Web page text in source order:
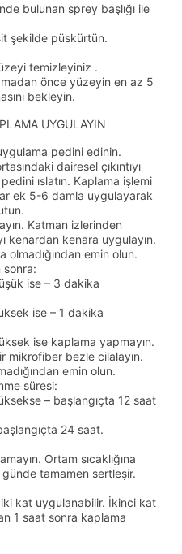
bulunan sprey başlığı ile
şekilde püskürtün.
temizleyiniz .
önce yüzeyin en az 5
bekleyin.
UYGULAYIN
pedini edinin.
dairesel çıkıntıyı
ıslatın. Kaplama işlemi
ek 5-6 damla uygulayarak
Katman izlerinden
kenardan kenara uygulayın.
olmadığından emin olun.
sonra:
ise – 3 dakika
ise – 1 dakika
ise kaplama yapmayın.
mikrofiber bezle cilalayın.
emin olun.
süresi:
– başlangıçta 12 saat
24 saat.
Ortam sıcaklığına
tamamen sertleşir.
kat uygulanabilir. İkinci kat
1 saat sonra kaplama